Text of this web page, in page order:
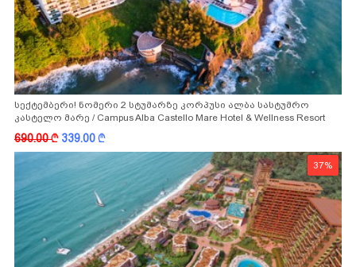
სექტემბერი! ნომერი 2 სტუმარზე კორპუსი ალბა სასტუმრო
კასტელო მარე / Campus Alba Castello Mare Hotel & Wellness Resort
-სგან!
690.00k 339.00k
37%